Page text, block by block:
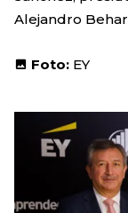
Alejandro
Foto: EY